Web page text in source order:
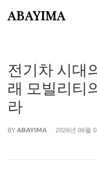
toABAYIMA
전기차 시대
래 모빌리티
라
BY ABAYIMA 2026년 06월